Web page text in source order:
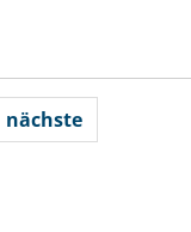
nächste